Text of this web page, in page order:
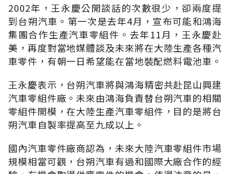
2002年，王永慶公開談話的次數很少，卻兩度提
到台朔汽車。第一次是去年4月，宣布可能和鴻海
集團合作生產汽車零組件。去年11月，王永慶赴
美，再度對當地媒體談及未來將在大陸生產各種汽
車零件，有朝一日希望能在當地裝配燃料電池車。
王永慶表示，台朔汽車將與鴻海精密共赴昆山興建
汽車零組件廠。未來由鴻海負責替台朔汽車的相關
零組件開模，在大陸生產汽車零組件，目的是將台
朔汽車自製率提高至九成以上。
國內汽車零件廠商認為，未來大陸汽車零組件市場
規模相當可觀，台朔汽車有過和國際大廠合作的經